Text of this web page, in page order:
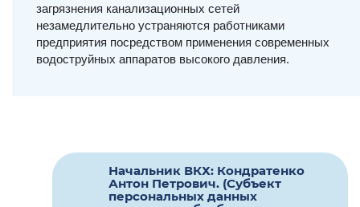
загрязнения канализационных сетей
незамедлительно устраняются работниками
предприятия посредством применения современных
водоструйных аппаратов высокого давления.
Начальник ВКХ: Кондратенко
Антон Петрович. (Субъект
персональных данных